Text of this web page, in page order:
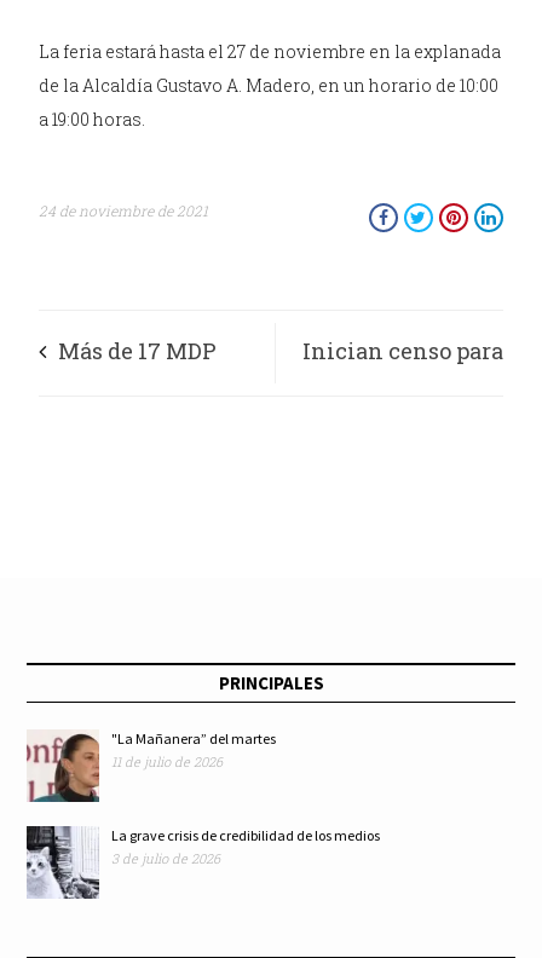
La feria estará hasta el 27 de noviembre en la explanada
de la Alcaldía Gustavo A. Madero, en un horario de 10:00
a 19:00 horas.
24 de noviembre de 2021
Más de 17 MDP Inician censo para
PRINCIPALES
"La Mañanera” del martes
11 de julio de 2026
La grave crisis de credibilidad de los medios
3 de julio de 2026